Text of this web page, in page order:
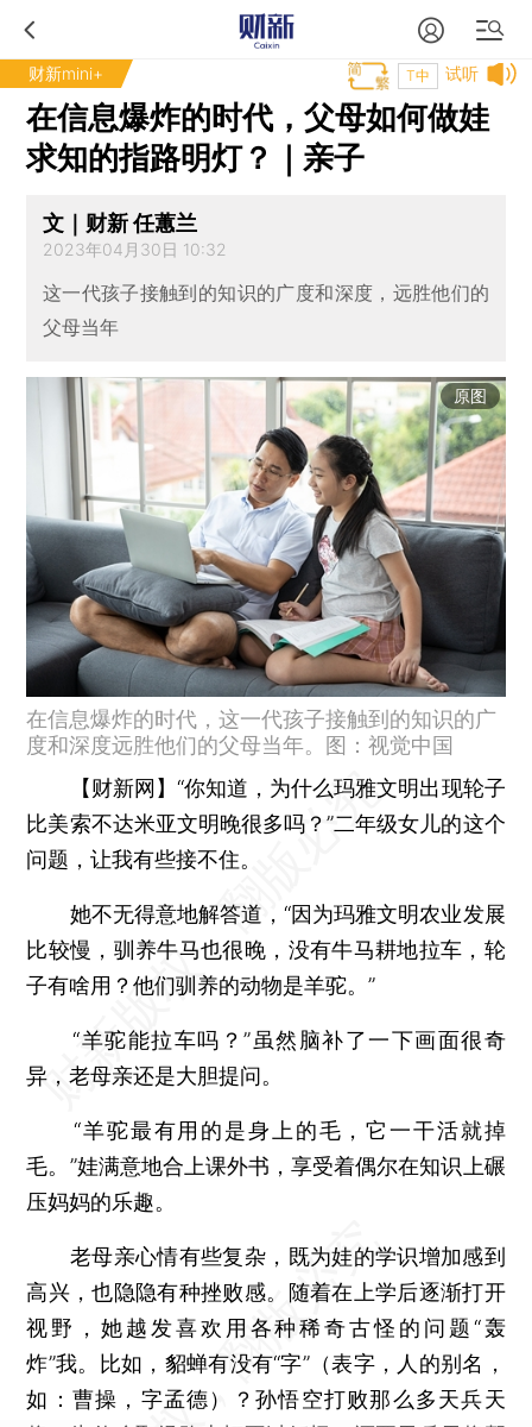
财新mini+ 试听
T中
在信息爆炸的时代，父母如何做娃
求知的指路明灯？｜亲子
文｜财新 任蕙兰
2023年04月30日 10:32
这一代孩子接触到的知识的广度和深度，远胜他们的
父母当年
原图
在信息爆炸的时代，这一代孩子接触到的知识的广
度和深度远胜他们的父母当年。图：视觉中国
【财新网】“你知道，为什么玛雅文明出现轮子
比美索不达米亚文明晚很多吗？”二年级女儿的这个
问题，让我有些接不住。
她不无得意地解答道，“因为玛雅文明农业发展
比较慢，驯养牛马也很晚，没有牛马耕地拉车，轮
子有啥用？他们驯养的动物是羊驼。”
“羊驼能拉车吗？”虽然脑补了一下画面很奇
异，老母亲还是大胆提问。
“羊驼最有用的是身上的毛，它一干活就掉
毛。”娃满意地合上课外书，享受着偶尔在知识上碾
压妈妈的乐趣。
老母亲心情有些复杂，既为娃的学识增加感到
高兴，也隐隐有种挫败感。随着在上学后逐渐打开
视野，她越发喜欢用各种稀奇古怪的问题“轰
炸”我。比如，貂蝉有没有“字”（表字，人的别名，
如：曹操，字孟德）？孙悟空打败那么多天兵天